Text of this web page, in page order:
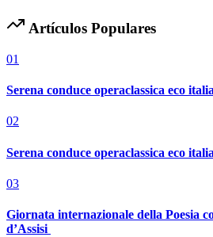
Artículos Populares
01
Serena conduce operaclassica eco
02
Serena conduce operaclassica eco
03
Giornata internazionale della Poesia
d’Assisi